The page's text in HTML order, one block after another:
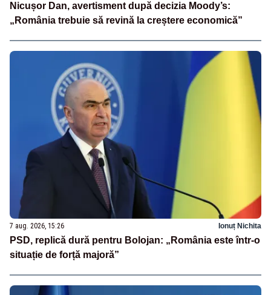
Nicușor Dan, avertisment după decizia Moody’s:
„România trebuie să revină la creștere economică”
7 aug. 2026, 15:26 Ionuț Nichita
PSD, replică dură pentru Bolojan: „România este într-o
situație de forță majoră”